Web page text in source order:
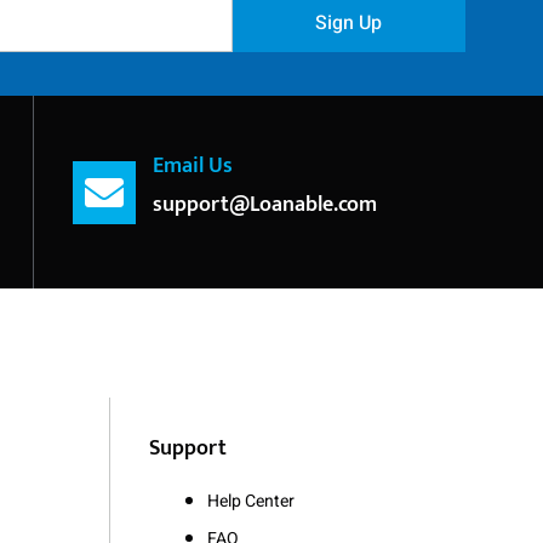
Sign Up
Email Us
support@Loanable.com
Support
Help Center